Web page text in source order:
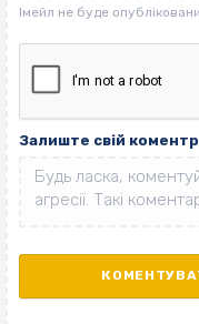
Залиште свій коментр